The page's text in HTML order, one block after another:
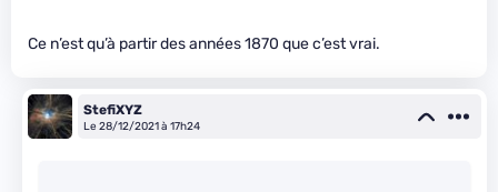
Ce n’est qu’à partir des années 1870 que c’est vrai.
StefiXYZ
Le 28/12/2021 à 17h24